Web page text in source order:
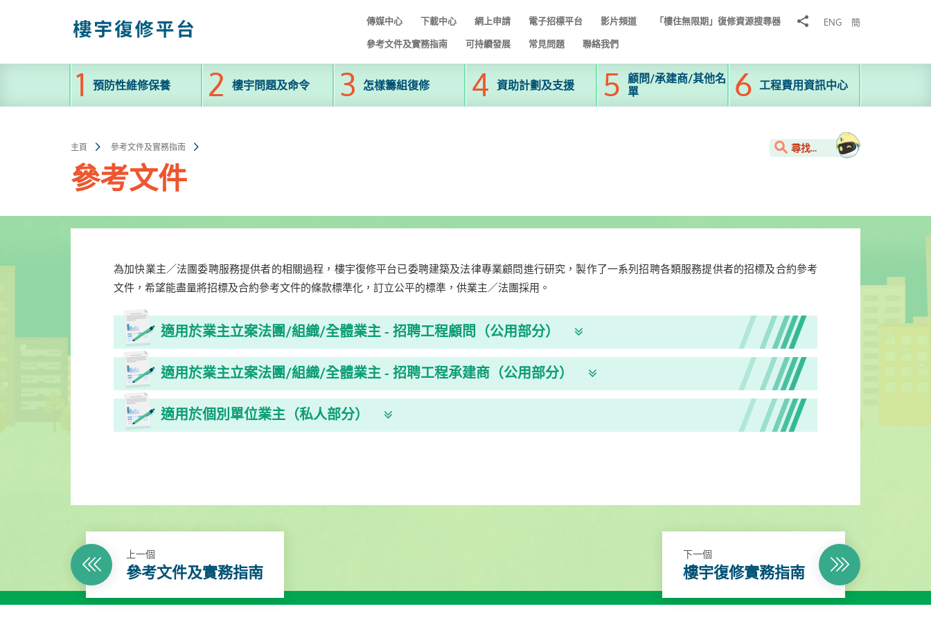
容
傳媒中心 下載中心 網上申請 電子招標平台 影片頻道 「樓住無限期」復修資源搜尋器
分
ENG 簡
參考文件及實務指南 可持續發展 常見問題 聯絡我們
預防性維修保養 樓宇問題及命令 怎樣籌組復修 資助計劃及支援
顧問/承建商/其他名
單
工程費用資訊中心
主頁 參考文件及實務指南
參考文件
尋找...
為加快業主／法團委聘服務提供者的相關過程，樓宇復修平台已委聘建築及法律專業顧問進行研究，製作了一系列招聘各類服務提供者的招標及合約參考
文件，希望能盡量將招標及合約參考文件的條款標準化，訂立公平的標準，供業主／法團採用。
適用於業主立案法團/組織/全體業主 - 招聘工程顧問（公用部分）
適用於業主立案法團/組織/全體業主 - 招聘工程承建商（公用部分）
適用於個別單位業主（私人部分）
上一個
參考文件及實務指南
下一個
樓宇復修實務指南